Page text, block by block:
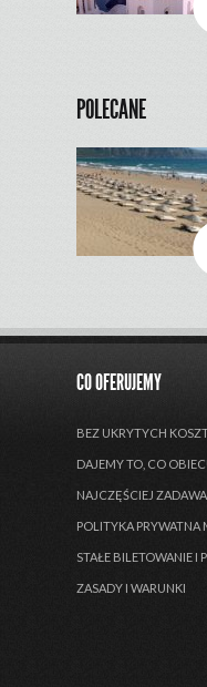
POLECANE
CO OFERUJEMY
BEZ UKRYTYCH
DAJEMY TO, CO
NAJCZĘŚCIEJ
POLITYKA PRYWATNA
STAŁE BILETOWANIE I
ZASADY I WARUNKI